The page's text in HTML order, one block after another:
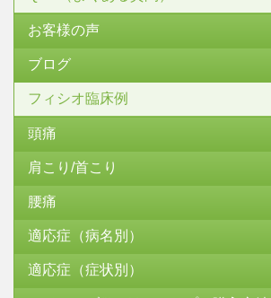
お客様の声
ブログ
フィシオ臨床例
頭痛
肩こり/首こり
腰痛
適応症（病名別）
適応症（症状別）